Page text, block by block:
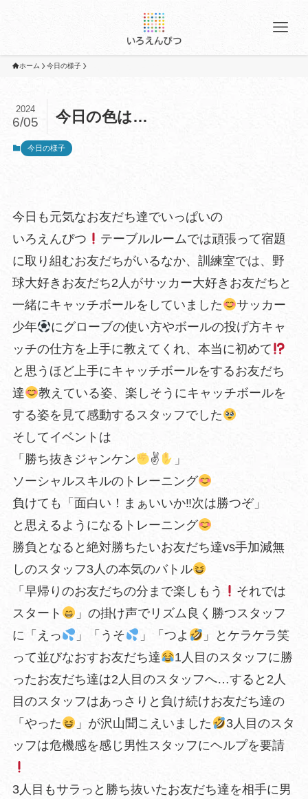
ホーム 今日の様子
今日の色は…
2024
6/05
今日の様子
今日も元気なお友だち達でいっぱいの
いろえんぴつ
テーブルルームでは頑張って宿題
に取り組むお友だちがいるなか、訓練室では、野
球大好きお友だち2人がサッカー大好きお友だちと
一緒にキャッチボールをしていました
サッカー
少年
にグローブの使い方やボールの投げ方キャ
ッチの仕方を上手に教えてくれ、本当に初めて
と思うほど上手にキャッチボールをするお友だち
達
教えている姿、楽しそうにキャッチボールを
する姿を見て感動するスタッフでした
そしてイベントは
「勝ち抜きジャンケン
✌
」
ソーシャルスキルのトレーニング
負けても「面白い！まぁいいか‼︎次は勝つぞ」
と思えるようになるトレーニング
勝負となると絶対勝ちたいお友だち達vs手加減無
しのスタッフ3人の本気のバトル
「早帰りのお友だちの分まで楽しもう
それでは
スタート
」の掛け声でリズム良く勝つスタッフ
に「えっ
」「うそ 」「つよ
」とケラケラ笑
って並びなおすお友だち達
1人目のスタッフに勝
ったお友だち達は2人目のスタッフへ…すると2人
目のスタッフはあっさりと負け続けお友だち達の
「やった
」が沢山聞こえいました
3人目のスタ
ッフは危機感を感じ男性スタッフにヘルプを要請
3人目もサラっと勝ち抜いたお友だち達を相手に男